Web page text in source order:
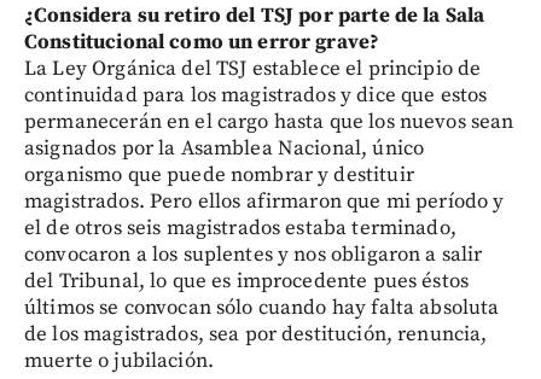
¿Considera su retiro del TSJ por parte de la Sala
Constitucional como un error grave?
La Ley Orgánica del TSJ establece el principio de
continuidad para los magistrados y dice que estos
permanecerán en el cargo hasta que los nuevos sean
asignados por la Asamblea Nacional, único
organismo que puede nombrar y destituir
magistrados. Pero ellos afirmaron que mi período y
el de otros seis magistrados estaba terminado,
convocaron a los suplentes y nos obligaron a salir
del Tribunal, lo que es improcedente pues éstos
últimos se convocan sólo cuando hay falta absoluta
de los magistrados, sea por destitución, renuncia,
muerte o jubilación.